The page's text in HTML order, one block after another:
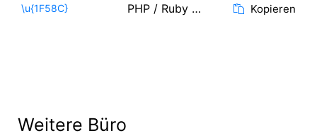
\u{1F58C} PHP / Ruby Code Kopieren
Weitere Büro